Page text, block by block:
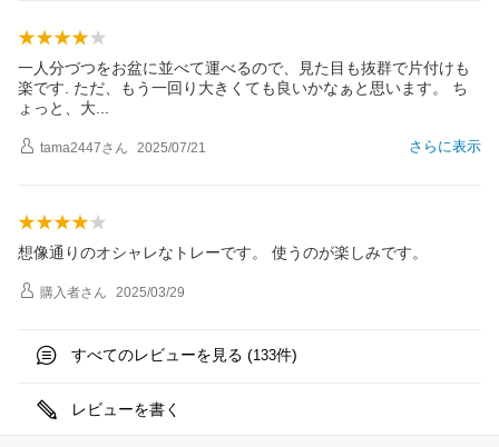
一人分づつをお盆に並べて運べるので、見た目も抜群で片付けも
楽です. ただ、もう一回り大きくても良いかなぁと思います。 ち
ょっと、 大
さらに表示
tama2447さん 2025/07/21
想像通りのオシャレなトレーです。 使うのが楽しみです。
購入者さん 2025/03/29
すべてのレビューを見る (133件)
レビューを書く